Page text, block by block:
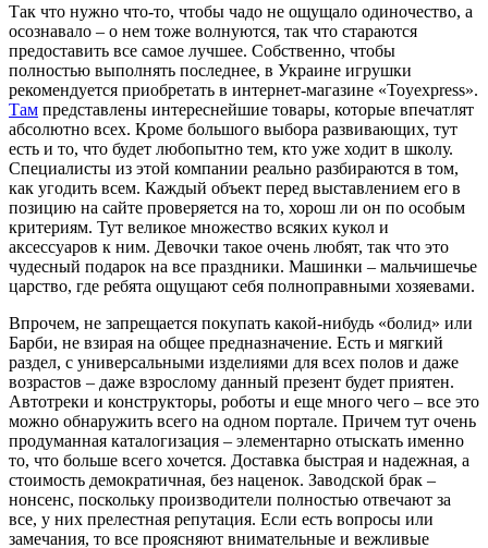
Так что нужно что-то, чтобы чадо не ощущало одиночество, а
осознавало – о нем тоже волнуются, так что стараются
предоставить все самое лучшее. Собственно, чтобы
полностью выполнять последнее, в Украине игрушки
рекомендуется приобретать в интернет-магазине «Toyexpress».
Там представлены интереснейшие товары, которые впечатлят
абсолютно всех. Кроме большого выбора развивающих, тут
есть и то, что будет любопытно тем, кто уже ходит в школу.
Специалисты из этой компании реально разбираются в том,
как угодить всем. Каждый объект перед выставлением его в
позицию на сайте проверяется на то, хорош ли он по особым
критериям. Тут великое множество всяких кукол и
аксессуаров к ним. Девочки такое очень любят, так что это
чудесный подарок на все праздники. Машинки – мальчишечье
царство, где ребята ощущают себя полноправными хозяевами.
Впрочем, не запрещается покупать какой-нибудь «болид» или
Барби, не взирая на общее предназначение. Есть и мягкий
раздел, с универсальными изделиями для всех полов и даже
возрастов – даже взрослому данный презент будет приятен.
Автотреки и конструкторы, роботы и еще много чего – все это
можно обнаружить всего на одном портале. Причем тут очень
продуманная каталогизация – элементарно отыскать именно
то, что больше всего хочется. Доставка быстрая и надежная, а
стоимость демократичная, без наценок. Заводской брак –
нонсенс, поскольку производители полностью отвечают за
все, у них прелестная репутация. Если есть вопросы или
замечания, то все проясняют внимательные и вежливые